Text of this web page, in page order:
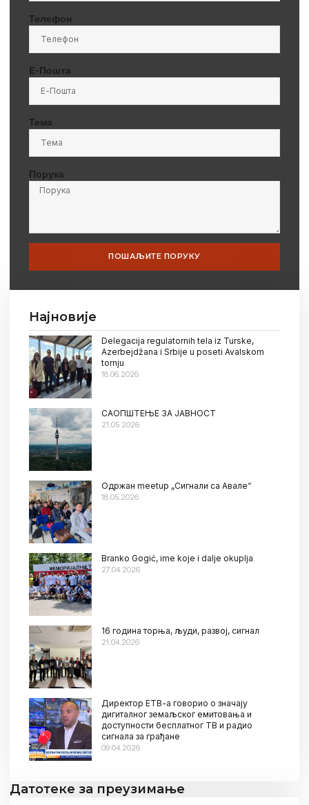
Телефон
Е-Пошта
Тема
Порука
ПОШАЉИТЕ ПОРУКУ
Најновије
Delegacija regulatornih tela iz Turske,
Azerbejdžana i Srbije u poseti Avalskom
tornju
18.06.2026
САОПШТЕЊЕ ЗА ЈАВНОСТ
21.05.2026
Oдржан meetup „Сигнали са Авале“
18.05.2026
Branko Gogić, ime koje i dalje okuplja
27.04.2026
16 година торња, људи, развој, сигнал
21.04.2026
Директор ЕТВ-а говорио о значају
дигиталног земаљског емитовања и
доступности бесплатног ТВ и радио
сигнала за грађане
09.04.2026
Датотеке за преузимање